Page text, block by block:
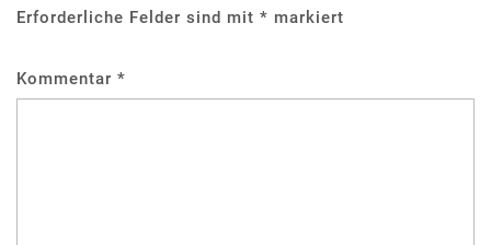
Erforderliche Felder sind mit * markiert
Kommentar *